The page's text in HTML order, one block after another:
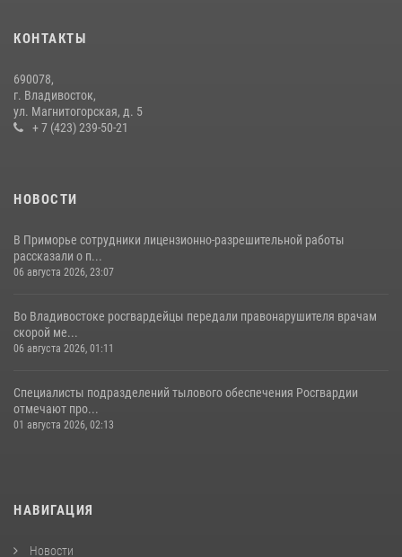
Во Владивостоке росгвардейцы пресекли три попытки хищения в
магазинах
22 июля 2026, 23:38
КОНТАКТЫ
690078,
г. Владивосток,
ул. Магнитогорская, д. 5
+ 7 (423) 239-50-21
НОВОСТИ
В Приморье сотрудники лицензионно-разрешительной работы
рассказали о п...
06 августа 2026, 23:07
Во Владивостоке росгвардейцы передали правонарушителя врачам
скорой ме...
06 августа 2026, 01:11
Специалисты подразделений тылового обеспечения Росгвардии
отмечают про...
01 августа 2026, 02:13
НАВИГАЦИЯ
Новости